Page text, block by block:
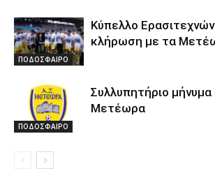
ΠΟΔΟΣΦΑΙΡΟ
Κύπελλο
κλήρωση με τα
ΠΟΔΟΣΦΑΙΡΟ
Συλλυπητήριο
Μετέωρα